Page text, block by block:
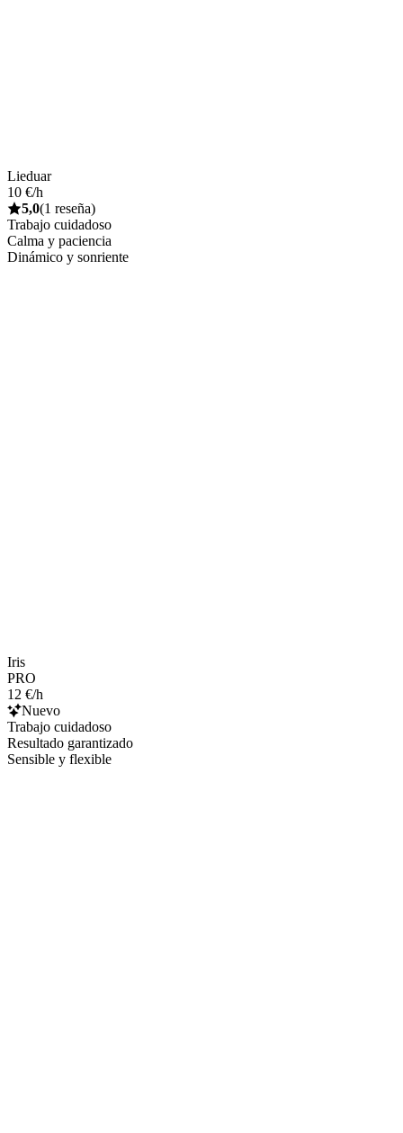
Lieduar
10 €/h
5,0(1 reseña)
Trabajo cuidadoso
Calma y paciencia
Dinámico y sonriente
Iris
PRO
12 €/h
Nuevo
Trabajo cuidadoso
Resultado garantizado
Sensible y flexible